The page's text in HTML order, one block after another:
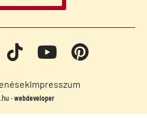
Impresszum
- webdeveloper